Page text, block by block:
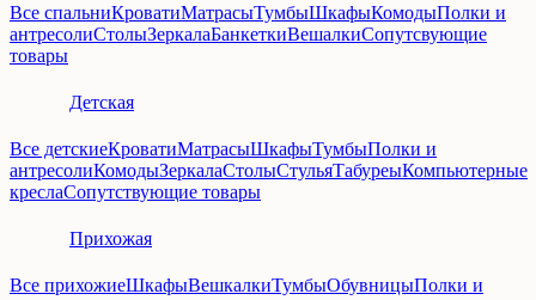
Все спальниКроватиМатрасыТумбыШкафыКомодыПолки и
антресолиСтолыЗеркалаБанкеткиВешалкиСопутсвующие
товары
Детская
Все детскиеКроватиМатрасыШкафыТумбыПолки и
антресолиКомодыЗеркалаСтолыСтульяТабуреыКомпьютерные
креслаСопутствующие товары
Прихожая
Все прихожиеШкафыВешкалкиТумбыОбувницыПолки и